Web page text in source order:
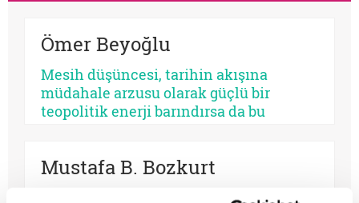
Ömer Beyoğlu
Mesih düşüncesi, tarihin akışına
müdahale arzusu olarak güçlü bir
teopolitik enerji barındırsa da bu
tehlikeli bir apokaliptizmi tetikler.
Mustafa B. Bozkurt
Osmanlı makamları 1500’lerin başından